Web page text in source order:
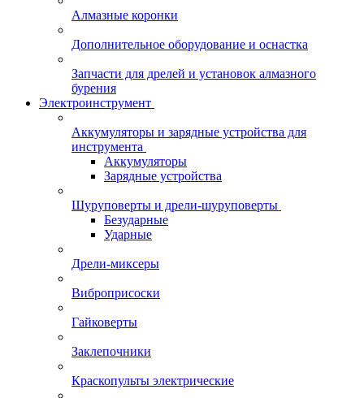
Алмазные коронки
Дополнительное оборудование и оснастка
Запчасти для дрелей и установок алмазного
бурения
Электроинструмент
Аккумуляторы и зарядные устройства для
инструмента
Аккумуляторы
Зарядные устройства
Шуруповерты и дрели-шуруповерты
Безударные
Ударные
Дрели-миксеры
Виброприсоски
Гайковерты
Заклепочники
Краскопульты электрические